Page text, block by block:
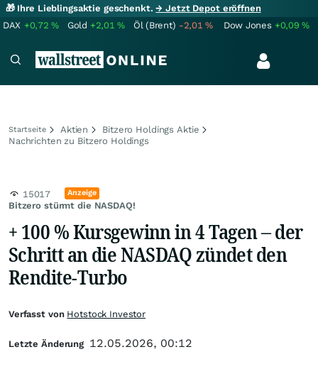
🎁 Ihre Lieblingsaktie geschenkt.→ Jetzt Depot eröffnen
DAX +0,72% Gold +2,01% Öl (Brent) -2,01% Dow Jones +0,09%
Startseite Aktien
Bitzero Holdings Aktie
Nachrichten zu Bitzero Holdings
Bitzero stürmt die NASDAQ!
15017 Anzeige
+ 100 % Kursgewinn in 4 Tagen – der
Schritt an die NASDAQ zündet den
Rendite-Turbo
Verfasst von Hotstock Investor
Letzte Änderung 12.05.2026, 00:12